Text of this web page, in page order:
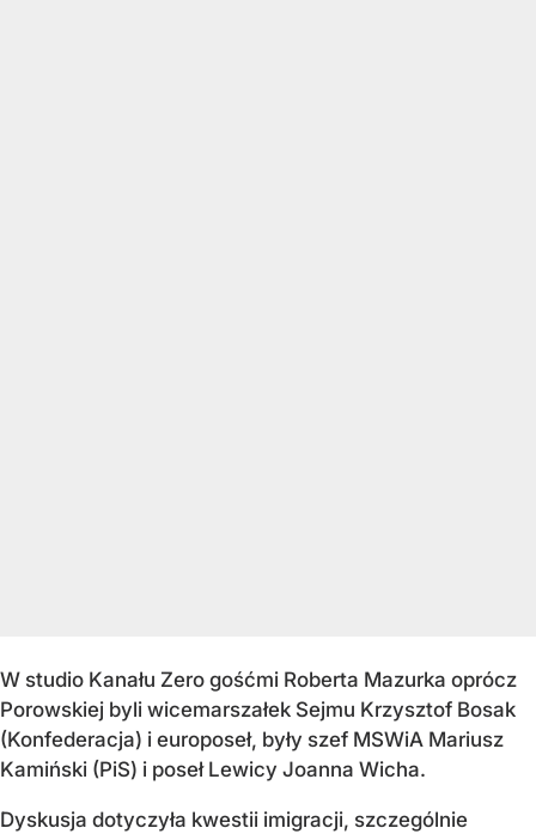
W studio Kanału Zero gośćmi Roberta Mazurka oprócz
Porowskiej byli wicemarszałek Sejmu Krzysztof Bosak
(Konfederacja) i europoseł, były szef MSWiA Mariusz
Kamiński (PiS) i poseł Lewicy Joanna Wicha.
Dyskusja dotyczyła kwestii imigracji, szczególnie